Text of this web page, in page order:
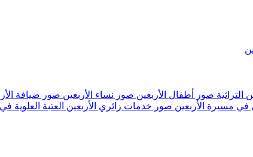
التراثية صور أطفال الأربعين صور نساء الأربعين صور ضيافة
في مسيرة الأربعين صور خدمات زائري الأربعين العتبة العلوية